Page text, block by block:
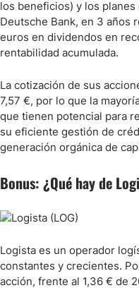
los beneficios) y los
Deutsche Bank, en 3 años
euros en dividendos en
rentabilidad acumulada.
La cotización de sus
7,57 €, por lo que la
que tienen potencial para
su eficiente gestión de
generación orgánica de
Bonus: ¿Qué hay de
Logista es un operador
constantes y crecientes.
acción, frente al 1,36 € de